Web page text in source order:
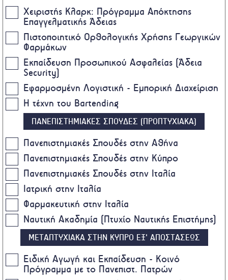
Χειριστής Κλαρκ: Πρόγραμμα Απόκτησης
Επαγγελματικής Άδειας
Πιστοποιητικό Ορθολογικής Χρήσης Γεωργικών
Φαρμάκων
Eκπαίδευση Προσωπικού Ασφαλείας (Άδεια
Security)
Εφαρμοσμένη Λογιστική - Εμπορική Διαχείριση
Η τέχνη του Bartending
ΠΑΝΕΠΙΣΤΗΜΙΑΚΕΣ ΣΠΟΥΔΕΣ (ΠΡΟΠΤΥΧΙΑΚΑ)
Πανεπιστημιακές Σπουδές στην Αθήνα
Πανεπιστημιακές Σπουδές στην Κύπρο
Πανεπιστημιακές Σπουδές στην Ιταλία
Ιατρική στην Ιταλία
Φαρμακευτική στην Ιταλία
Ναυτική Ακαδημία (Πτυχίο Ναυτικής Επιστήμης)
ΜΕΤΑΠΤΥΧΙΑΚΑ ΣΤΗΝ ΚΥΠΡΟ ΕΞ' ΑΠΟΣΤΑΣΕΩΣ
Ειδική Αγωγή και Εκπαίδευση - Κοινό
Πρόγραμμα με το Πανεπιστ. Πατρών